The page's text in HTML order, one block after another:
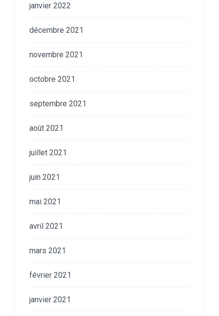
janvier 2022
décembre 2021
novembre 2021
octobre 2021
septembre 2021
août 2021
juillet 2021
juin 2021
mai 2021
avril 2021
mars 2021
février 2021
janvier 2021